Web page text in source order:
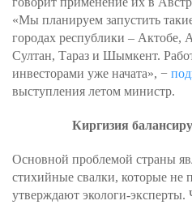
«Мы планируем запустить
городах республики – Актобе,
Султан, Тараз и Шымкент.
инвесторами уже начата», −
выступления летом министр.
Киргизия
Основной проблемой страны
стихийные свалки, которые не
утверждают экологи-эксперты.